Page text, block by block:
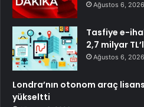
Ağustos 6, 2026
Tasfiye e-
2,7 milyar
Ağustos 6, 2026
Londra’nın otonom araç
yükseltti